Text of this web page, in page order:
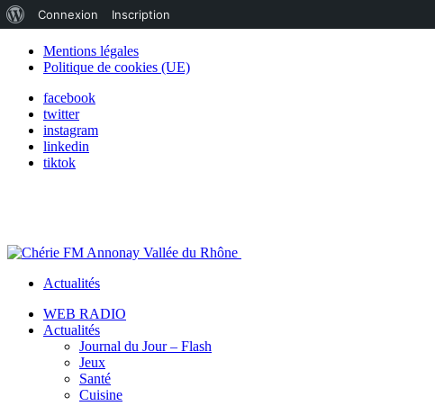
Mentions légales
Politique de cookies (UE)
facebook
twitter
instagram
linkedin
tiktok
Actualités
WEB RADIO
Actualités
Journal du Jour – Flash
Jeux
Santé
Cuisine
de
WordPress
Connexion Inscription